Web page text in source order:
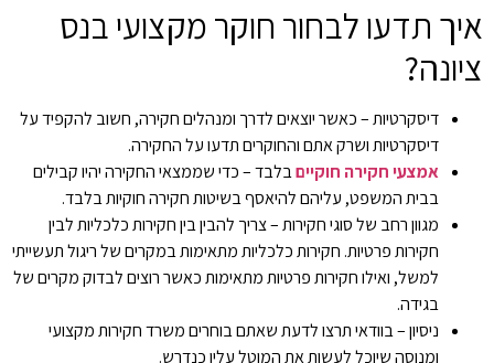
איך תדעו לבחור חוקר מקצועי בנס
ציונה?
דיסקרטיות – כאשר יוצאים לדרך ומנהלים חקירה, חשוב להקפיד על
דיסקרטיות ושרק אתם והחוקרים תדעו על החקירה.
אמצעי חקירה חוקייםבלבד – כדי שממצאי החקירה יהיו קבילים
בבית המשפט, עליהם להיאסף בשיטות חקירה חוקיות בלבד.
מגוון רחב של סוגי חקירות – צריך להבין בין חקירות כלכליות לבין
חקירות פרטיות. חקירות כלכליות מתאימות במקרים של ריגול תעשייתי
למשל, ואילו חקירות פרטיות מתאימות כאשר רוצים לבדוק מקרים של
בגידה.
ניסיון – בוודאי תרצו לדעת שאתם בוחרים משרד חקירות מקצועי
ומנוסה שיוכל לעשות את המוטל עליו כנדרש.